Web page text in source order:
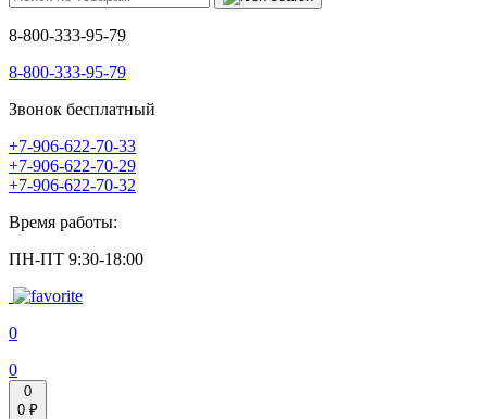
8-800-333-95-79
8-800-333-95-79
Звонок бесплатный
+7-906-622-70-33
+7-906-622-70-29
+7-906-622-70-32
Время работы:
ПН-ПТ 9:30-18:00
0
0
0
0 ₽